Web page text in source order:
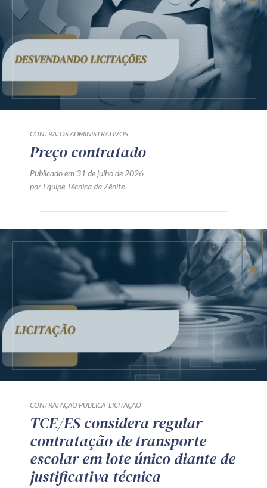
CONTRATOS ADMINISTRATIVOS
Preço contratado
Publicado em 31 de julho de 2026
por Equipe Técnica da Zênite
CONTRATAÇÃO PÚBLICA LICITAÇÃO
TCE/ES considera regular
contratação de transporte
escolar em lote único diante de
justificativa técnica